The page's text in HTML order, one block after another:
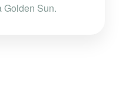
Golden Sun.